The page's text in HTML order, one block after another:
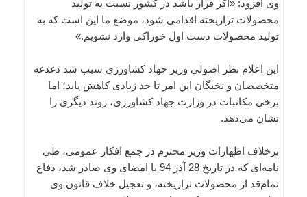
وی افزود: «اگر قرار باشد در کشور نسبت به تولید
محصولات تراریخته اقدامی شود، موضع ما این است که به
تولید محصولات دست اول خوراکی وارد نشویم.»
این اعلام نظر اصولی وزیر جهاد کشاورزی سبب شد دغدغه
متخصصان و نخبگان این امر تا حد زیادی کاهش یابد؛ اما
برخی مکاتبات در وزارت جهاد کشاورزی، روند دیگری را
نشان می‌دهد.
برخلاف اظهارات وزیر محترم در جمع افکار عمومی، طی
نامه‌ای که در تاریخ 28 آذر 94 با امضای وی صادر شد، دفاع
تمام‌قد از محصولات تراریخته، و تعجیل خلاف قانون وی